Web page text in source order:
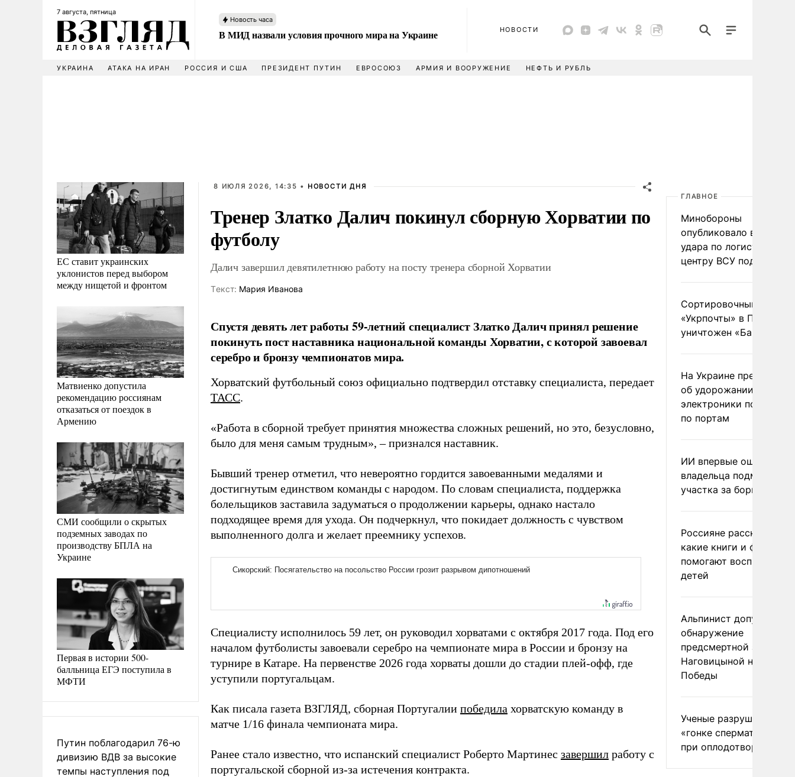
7 августа, пятница
Новость часа
В МИД назвали условия прочного мира на Украине НОВОСТИ
УКРАИНА АТАКА НА ИРАН РОССИЯ И США ПРЕЗИДЕНТ ПУТИН ЕВРОСОЮЗ АРМИЯ И ВООРУЖЕНИЕ НЕФТЬ И РУБЛЬ
ЕС ставит украинских
уклонистов перед выбором
между нищетой и фронтом
Матвиенко допустила
рекомендацию россиянам
отказаться от поездок в
Армению
СМИ сообщили о скрытых
подземных заводах по
производству БПЛА на
Украине
Первая в истории 500-
балльница ЕГЭ поступила в
МФТИ
Путин поблагодарил 76-ю
дивизию ВДВ за высокие
темпы наступления под
8 ИЮЛЯ 2026, 14:35 • НОВОСТИ ДНЯ
Тренер Златко Далич покинул сборную Хорватии по
футболу
Далич завершил девятилетнюю работу на посту тренера сборной Хорватии
Tекст: Мария Иванова
Спустя девять лет работы 59-летний специалист Златко Далич принял решение
покинуть пост наставника национальной команды Хорватии, с которой завоевал
серебро и бронзу чемпионатов мира.
Хорватский футбольный союз официально подтвердил отставку специалиста, передает
ТАСС.
«Работа в сборной требует принятия множества сложных решений, но это, безусловно,
было для меня самым трудным», – признался наставник.
Бывший тренер отметил, что невероятно гордится завоеванными медалями и
достигнутым единством команды с народом. По словам специалиста, поддержка
болельщиков заставила задуматься о продолжении карьеры, однако настало
подходящее время для ухода. Он подчеркнул, что покидает должность с чувством
выполненного долга и желает преемнику успехов.
Специалисту исполнилось 59 лет, он руководил хорватами с октября 2017 года. Под его
началом футболисты завоевали серебро на чемпионате мира в России и бронзу на
турнире в Катаре. На первенстве 2026 года хорваты дошли до стадии плей-офф, где
уступили португальцам.
Как писала газета ВЗГЛЯД, сборная Португалии победила хорватскую команду в
матче 1/16 финала чемпионата мира.
Ранее стало известно, что испанский специалист Роберто Мартинес завершил работу с
португальской сборной из-за истечения контракта.
ГЛАВНОЕ
Минобороны
опубликовало видео
удара по
центру ВСУ под Киевом
Сортировочный пункт
«Укрпочты» в
уничтожен
На Украине
об удорожании
электроники после
по портам
ИИ впервые
владельца
участка за борщевик
Россияне рассказали,
какие книги и фильмы
помогают воспитывать
детей
Альпинист допустил
обнаружение
предсмертной записки
Наговицыной на пике
Победы
Ученые разрушили миф
«гонке
при оплодотворении